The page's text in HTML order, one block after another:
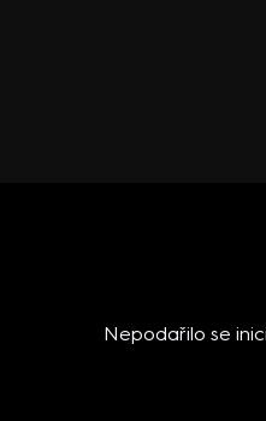
Nepodařilo se